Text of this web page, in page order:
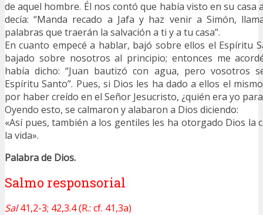
de aquel hombre. Él nos contó que había visto en su casa
decía: “Manda recado a Jafa y haz venir a Simón,
palabras que traerán la salvación a ti y a tu casa”.
En cuanto empecé a hablar, bajó sobre ellos el Espíritu
bajado sobre nosotros al principio; entonces me
había dicho: “Juan bautizó con agua, pero vosotros
Espíritu Santo”. Pues, si Dios les ha dado a ellos el
por haber creído en el Señor Jesucristo, ¿quién era yo
Oyendo esto, se calmaron y alabaron a Dios diciendo:
«Así pues, también a los gentiles les ha otorgado Dios la
la vida».
Palabra de Dios.
Salmo responsorial
Sal41,2-3; 42,3.4 (R.: cf. 41,3a)